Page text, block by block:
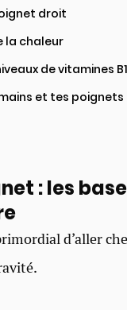
droit​
la chaleur​
de vitamines
et tes poignets
: les
d’aller